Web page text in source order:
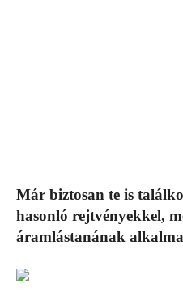
Már biztosan te is
hasonló rejtvényekkel,
áramlástanának